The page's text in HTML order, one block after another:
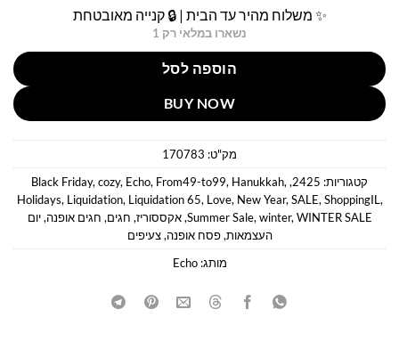
✨ משלוח מהיר עד הבית | 🔒 קנייה מאובטחת
נשארו במלאי רק 1
הוספה לסל
BUY NOW
מק"ט: 170783
קטגוריות: 2425
,
Black Friday, cozy, Echo, From49-to99, Hanukkah,
Holidays, Liquidation, Liquidation 65, Love, New Year, SALE, ShoppingIL,
Summer Sale, winter, WINTER SALE
,אקססוריז, חגים, חגים אופנה,יום
העצמאות,פסח אופנה,צעיפים
מותג:Echo